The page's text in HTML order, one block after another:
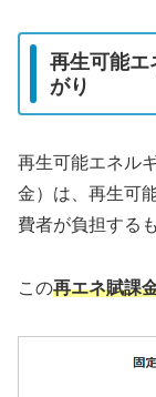
再生可能エ
がり
再生可能エネル
金）は、再生可
費者が負担する
この再エネ賦課